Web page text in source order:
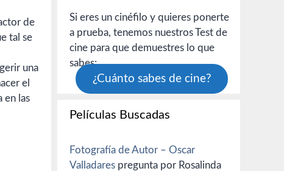
de
tal se
una
el
en las
Si eres un cinéfilo y quieres ponerte
a prueba, tenemos nuestros Test de
cine para que demuestres lo que
sabes:
¿Cuánto sabes de cine?
Películas Buscadas
Fotografía de Autor – Oscar
Valladares pregunta por Rosalinda